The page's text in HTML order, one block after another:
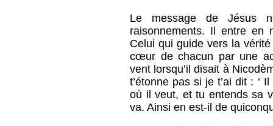
Le message de Jésus
raisonnements. Il entre en
Celui qui guide vers la
cœur de chacun par une
vent lorsqu’il disait à
t’étonne pas si je t’ai dit : ‘
où il veut, et tu entends sa
va. Ainsi en est-il de